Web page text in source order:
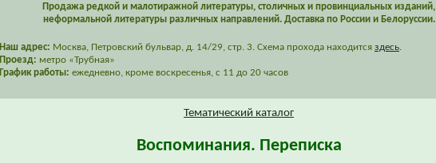
Продажа редкой и малотиражной литературы, столичных и провинциальных изданий,
неформальной литературы различных направлений. Доставка по России и Белоруссии.
Наш адрес: Москва, Петровский бульвар, д. 14/29, стр. 3. Схема прохода находится здесь.
Проезд: метро «Трубная»
График работы: ежедневно, кроме воскресенья, с 11 до 20 часов
Тематический каталог
Воспоминания. Переписка